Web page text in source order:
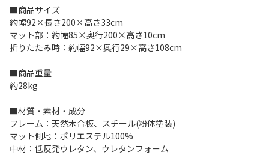
■商品サイズ
約幅92×長さ200×高さ33cm
マット部：約幅85×奥行200×高さ10cm
折りたたみ時：約幅92×奥行29×高さ108cm
■商品重量
約28kg
■材質・素材・成分
フレーム：天然木合板、スチール(粉体塗装)
マット側地：ポリエステル100%
中材：低反発ウレタン、ウレタンフォーム